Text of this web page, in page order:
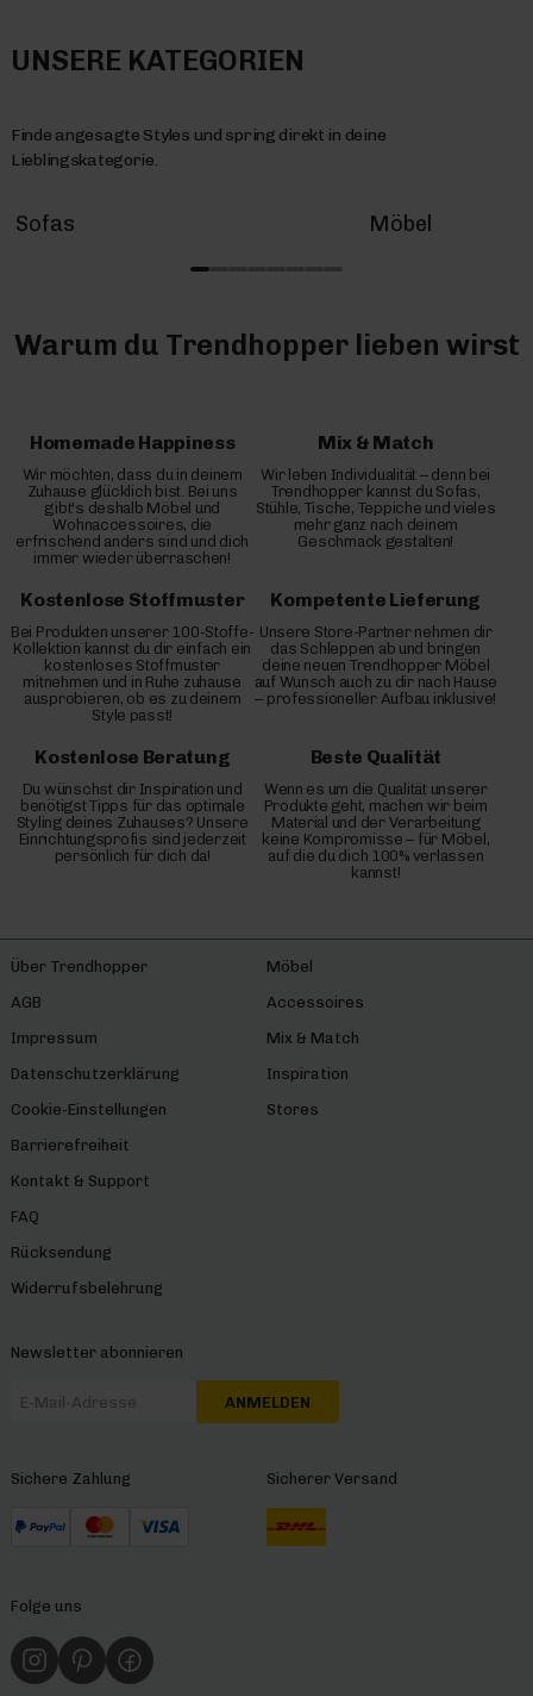
UNSERE KATEGORIEN
Finde angesagte Styles und spring direkt in deine
Lieblingskategorie.
Sofas Möbel
Warum du Trendhopper lieben wirst
Homemade Happiness
Wir möchten, dass du in deinem
Zuhause glücklich bist. Bei uns
gibt's deshalb Möbel und
Wohnaccessoires, die
erfrischend anders sind und dich
immer wieder überraschen!
Mix & Match
Wir leben Individualität – denn bei
Trendhopper kannst du Sofas,
Stühle, Tische, Teppiche und vieles
mehr ganz nach deinem
Geschmack gestalten!
Kostenlose Stoffmuster
Bei Produkten unserer 100-Stoffe-
Kollektion kannst du dir einfach ein
kostenloses Stoffmuster
mitnehmen und in Ruhe zuhause
ausprobieren, ob es zu deinem
Style passt!
Kompetente Lieferung
Unsere Store-Partner nehmen dir
das Schleppen ab und bringen
deine neuen Trendhopper Möbel
auf Wunsch auch zu dir nach Hause
– professioneller Aufbau inklusive!
Kostenlose Beratung
Du wünschst dir Inspiration und
benötigst Tipps für das optimale
Styling deines Zuhauses? Unsere
Einrichtungsprofis sind jederzeit
persönlich für dich da!
Beste Qualität
Wenn es um die Qualität unserer
Produkte geht, machen wir beim
Material und der Verarbeitung
keine Kompromisse – für Möbel,
auf die du dich 100% verlassen
kannst!
Über Trendhopper
AGB
Impressum
Datenschutzerklärung
Cookie-Einstellungen
Barrierefreiheit
Kontakt & Support
FAQ
Rücksendung
Widerrufsbelehrung
Möbel
Accessoires
Mix & Match
Inspiration
Stores
Newsletter abonnieren
ANMELDEN
Sichere Zahlung Sicherer Versand
Folge uns